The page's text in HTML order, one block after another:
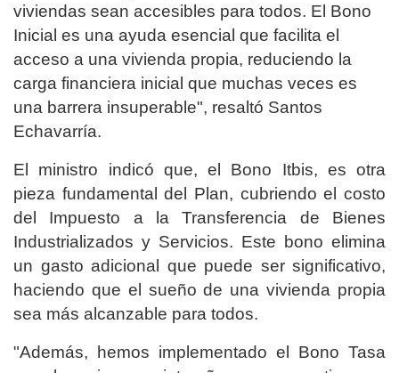
viviendas sean accesibles para todos. El Bono
Inicial es una ayuda esencial que facilita el
acceso a una vivienda propia, reduciendo la
carga financiera inicial que muchas veces es
una barrera insuperable", resaltó Santos
Echavarría.
El ministro indicó que, el Bono Itbis, es otra
pieza fundamental del Plan, cubriendo el costo
del Impuesto a la Transferencia de Bienes
Industrializados y Servicios. Este bono elimina
un gasto adicional que puede ser significativo,
haciendo que el sueño de una vivienda propia
sea más alcanzable para todos.
"Además, hemos implementado el Bono Tasa